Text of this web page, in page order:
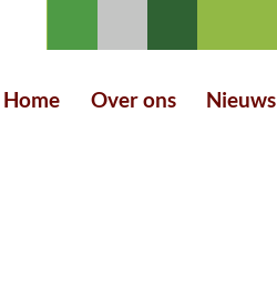
Home Over ons Nieuws